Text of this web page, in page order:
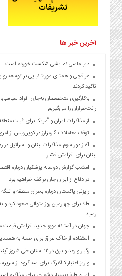
آخرین خبر ها
دیپلماسی نمایشی شکست خورده است
عراقچی و همتای موریتانیایی بر توسعه
تأکید کردند
به‌کارگیری متخصصان به‌جای افراد
رانت‌خواران را می‌گیریم
از مذاکرات ایران و آمریکا برای ثبات
توقف معاملات ۶ رمزارز در کوین‌بیس از امروز
آغاز دور سوم مذاکرات لبنان و اسرائیل
لبنان برای افزایش فشار
امشب گزارش دوساله پزشکیان درباره
در دفاع از ایران جان بر کف خواهیم بود
رایزنی پاکستان درباره بحران منطقه و
طلا برای چهارمین روز متوالی صعود کرد
رسید
جهان در آستانه موج جدید افزایش قیمت
استفاده از خاک عراق برای حمله به
رگبار و رعد و برق در ۱۲ استان طی ۵ روز آینده
واریز اعتبار کالابرگ برای سه گروه از